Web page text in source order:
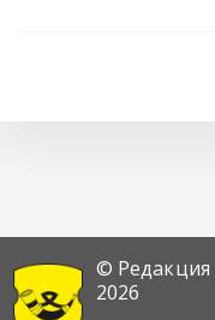
© Редакция
2026